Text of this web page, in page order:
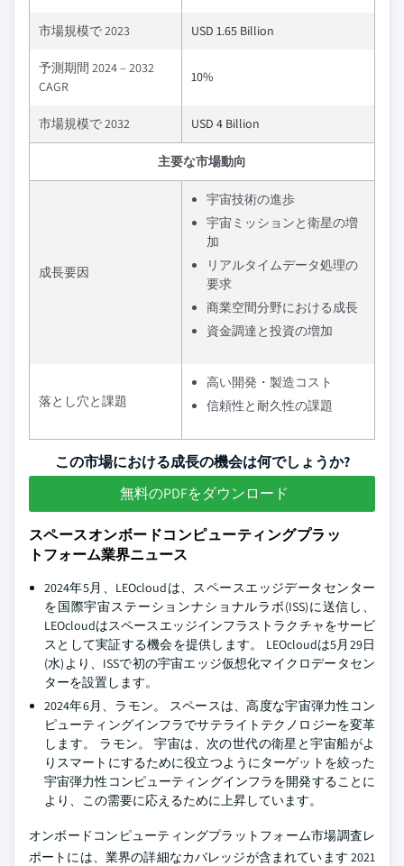
市場規模で 2023 USD 1.65 Billion
予測期間 2024 – 2032
CAGR
10%
市場規模で 2032 USD 4 Billion
主要な市場動向
成長要因
宇宙技術の進歩
宇宙ミッションと衛星の増
加
リアルタイムデータ処理の
要求
商業空間分野における成長
資金調達と投資の増加
落とし穴と課題
高い開発・製造コスト
信頼性と耐久性の課題
この市場における成長の機会は何でしょうか?
無料のPDFをダウンロード
スペースオンボードコンピューティングプラッ
トフォーム業界ニュース
2024年5月、LEOcloudは、スペースエッジデータセンター
を国際宇宙ステーションナショナルラボ(ISS)に送信し、
LEOcloudはスペースエッジインフラストラクチャをサービ
スとして実証する機会を提供します。 LEOcloudは5月29日
(水)より、ISSで初の宇宙エッジ仮想化マイクロデータセン
ターを設置します。
2024年6月、ラモン。 スペースは、高度な宇宙弾力性コン
ピューティングインフラでサテライトテクノロジーを変革
します。 ラモン。 宇宙は、次の世代の衛星と宇宙船がよ
りスマートにするために役立つようにターゲットを絞った
宇宙弾力性コンピューティングインフラを開発することに
より、この需要に応えるために上昇しています。
オンボードコンピューティングプラットフォーム市場調査レ
ポートには、業界の詳細なカバレッジが含まれています 2021